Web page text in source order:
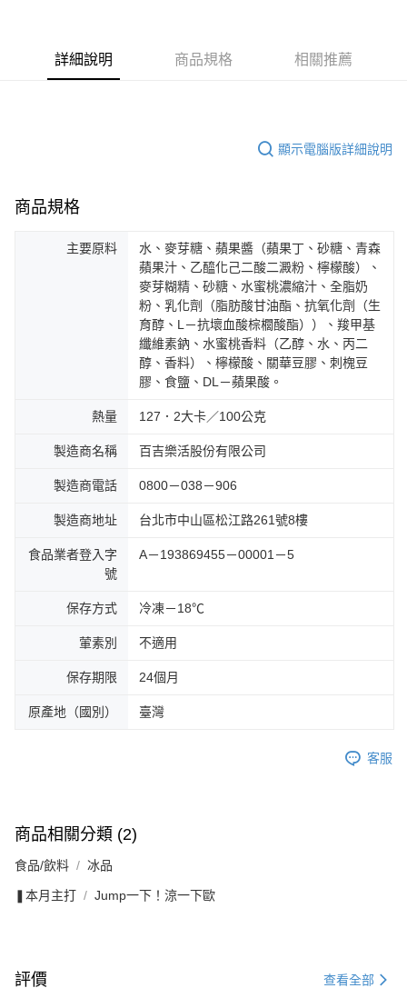
詳細說明 商品規格 相關推薦
顯示電腦版詳細說明
商品規格
主要原料
水、麥芽糖、蘋果醬（蘋果丁、砂糖、青森
蘋果汁、乙醯化己二酸二澱粉、檸檬酸）、
麥芽糊精、砂糖、水蜜桃濃縮汁、全脂奶
粉、乳化劑（脂肪酸甘油酯、抗氧化劑（生
育醇、L－抗壞血酸棕櫚酸酯））、羧甲基
纖維素鈉、水蜜桃香料（乙醇、水、丙二
醇、香料）、檸檬酸、關華豆膠、刺槐豆
膠、食鹽、DL－蘋果酸。
熱量 127．2大卡／100公克
製造商名稱 百吉樂活股份有限公司
製造商電話 0800－038－906
製造商地址 台北市中山區松江路261號8樓
食品業者登入字
號
A－193869455－00001－5
保存方式 冷凍－18℃
葷素別 不適用
保存期限 24個月
原產地（國別） 臺灣
客服
商品相關分類 (2)
食品/飲料 冰品
❚本月主打 Jump一下！涼一下歐
評價 查看全部